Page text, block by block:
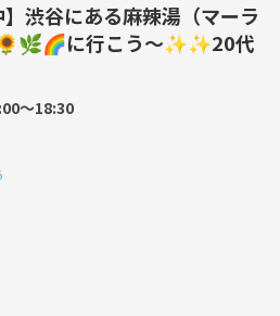
】渋谷にある麻辣湯（マーラ
に行こう〜✨✨20代
〜18:30